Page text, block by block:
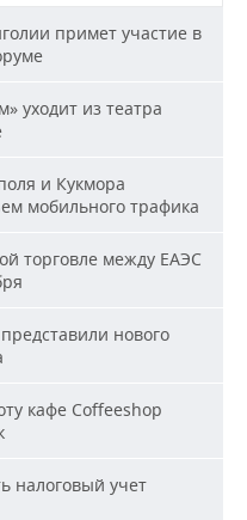
примет участие в
уходит из театра
и Кукмора
мобильного трафика
торговле между ЕАЭС
нового
кафе Coffeeshop
налоговый учет